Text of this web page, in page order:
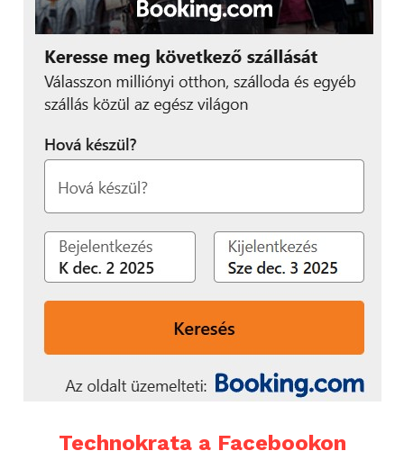
Technokrata a Facebookon